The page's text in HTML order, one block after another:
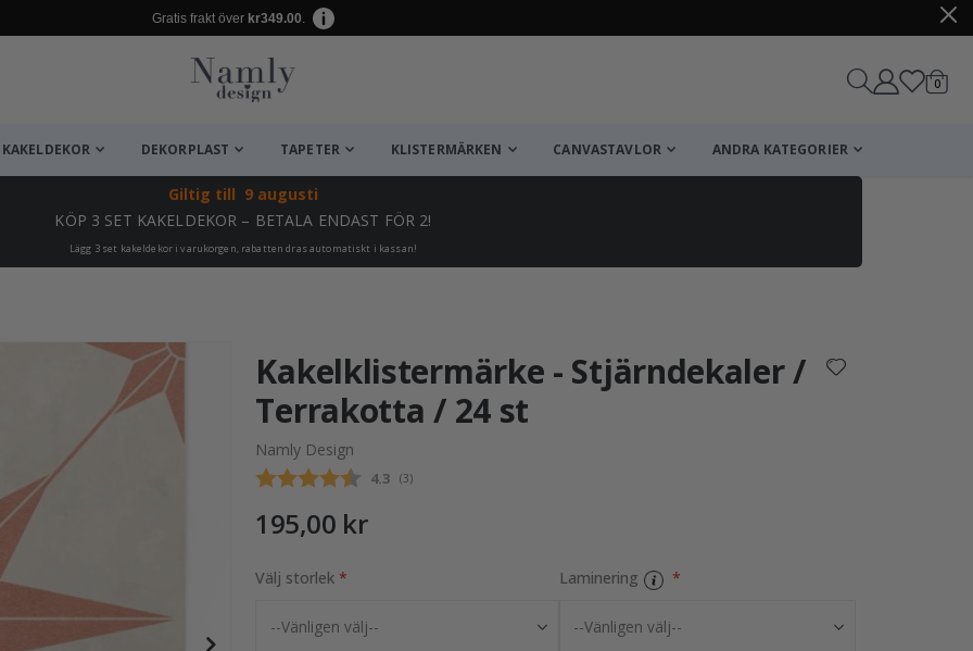
Gratis frakt över kr349.00.
0
KAKELDEKOR DEKORPLAST TAPETER KLISTERMÄRKEN CANVASTAVLOR ANDRA KATEGORIER
Giltig till 9 augusti
KÖP 3 SET KAKELDEKOR – BETALA ENDAST FÖR 2!
Lägg 3 set kakeldekor i varukorgen, rabatten dras automatiskt i kassan!
✔
Kakelklistermärke - Stjärndekaler /
Terrakotta / 24 st
Namly Design
Snittbetyg:
4.3 (röster:
3)
195,00 kr
Välj storlek Laminering